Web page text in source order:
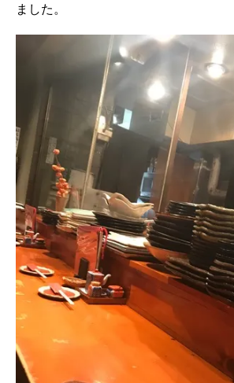
ました。